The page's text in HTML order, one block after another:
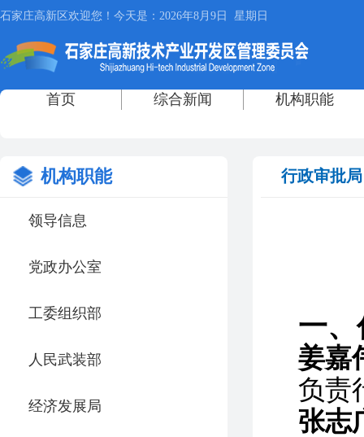
机构职能
领导信息
党政办公室
工委组织部
人民武装部
经济发展局
行政审批局
一
姜嘉
负责
张志